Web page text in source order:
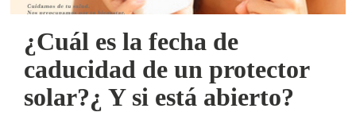
¿Cuál es la fecha de
caducidad de un protector
solar?¿ Y si está abierto?